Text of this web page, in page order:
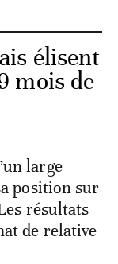
élisent
mois de
large
position sur
résultats
de relative